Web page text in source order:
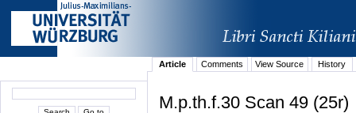
Article Comments View Source History
M.p.th.f.30 Scan 49 (25r)